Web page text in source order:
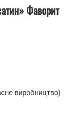
Фаворит
виробництво)